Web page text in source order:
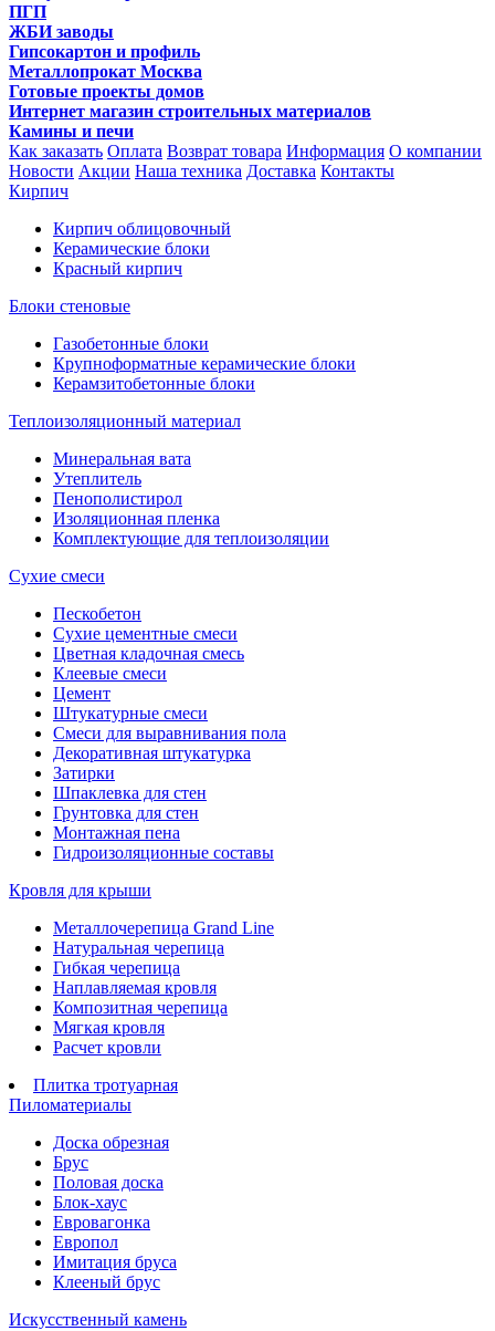
ПГП
ЖБИ заводы
Гипсокартон и профиль
Металлопрокат Москва
Готовые проекты домов
Интернет магазин строительных материалов
Камины и печи
Как заказать Оплата Возврат товара Информация О компании
Новости Акции Наша техника Доставка Контакты
Кирпич
Кирпич облицовочный
Керамические блоки
Красный кирпич
Блоки стеновые
Газобетонные блоки
Крупноформатные керамические блоки
Керамзитобетонные блоки
Теплоизоляционный материал
Минеральная вата
Утеплитель
Пенополистирол
Изоляционная пленка
Комплектующие для теплоизоляции
Сухие смеси
Пескобетон
Сухие цементные смеси
Цветная кладочная смесь
Клеевые смеси
Цемент
Штукатурные смеси
Смеси для выравнивания пола
Декоративная штукатурка
Затирки
Шпаклевка для стен
Грунтовка для стен
Монтажная пена
Гидроизоляционные составы
Кровля для крыши
Металлочерепица Grand Line
Натуральная черепица
Гибкая черепица
Наплавляемая кровля
Композитная черепица
Мягкая кровля
Расчет кровли
Плитка тротуарная
Пиломатериалы
Доска обрезная
Брус
Половая доска
Блок-хаус
Евровагонка
Европол
Имитация бруса
Клееный брус
Искусственный камень